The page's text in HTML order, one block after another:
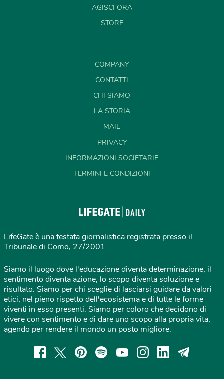
AGISCI ORA
STORE
COMPANY
CONTATTI
CHI SIAMO
LA STORIA
MAIL
PRIVACY
INFORMAZIONI SOCIETARIE
TERMINI E CONDIZIONI
LifeGate è una testata giornalistica registrata presso il
Tribunale di Como, 27/2001
Siamo il luogo dove l'educazione diventa determinazione, il
sentimento diventa azione, lo scopo diventa soluzione e
risultato. Siamo per chi sceglie di lasciarsi guidare da valori
etici, nel pieno rispetto dell'ecosistema e di tutte le forme
viventi in esso presenti. Siamo per coloro che decidono di
vivere con sentimento e di dare uno scopo alla propria vita,
agendo per rendere il mondo un posto migliore.